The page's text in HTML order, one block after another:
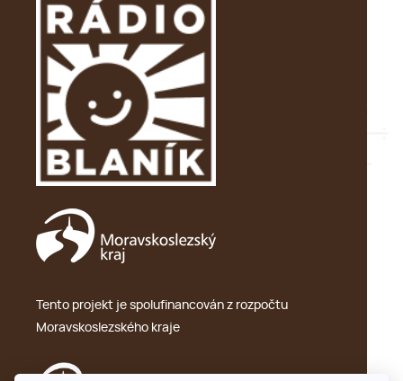
Tento projekt je spolufinancován z rozpočtu
Moravskoslezského kraje